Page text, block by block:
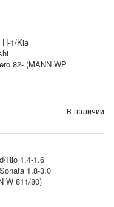
1/Kia
82- (MANN WP
В наличии
Rio 1.4-1.6
1.8-3.0
W 811/80)